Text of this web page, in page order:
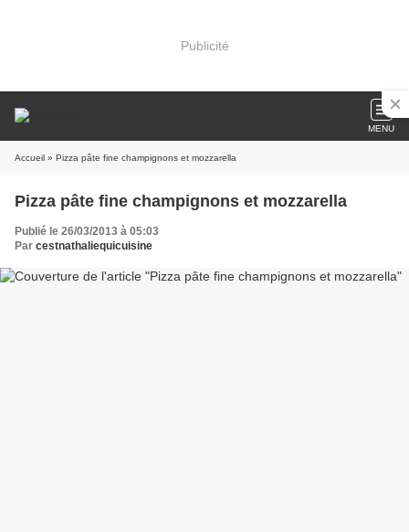
Publicité
MENU
Accueil » Pizza pâte fine champignons et mozzarella
Pizza pâte fine champignons et mozzarella
Publié le 26/03/2013 à 05:03
Par cestnathaliequicuisine